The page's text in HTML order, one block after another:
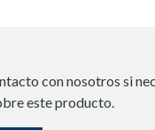
con nosotros si
este producto.